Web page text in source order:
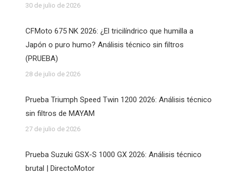
30 de julio de 2026
CFMoto 675 NK 2026: ¿El tricilíndrico que humilla a
Japón o puro humo? Análisis técnico sin filtros
(PRUEBA)
28 de julio de 2026
Prueba Triumph Speed Twin 1200 2026: Análisis técnico
sin filtros de MAYAM
27 de julio de 2026
Prueba Suzuki GSX-S 1000 GX 2026: Análisis técnico
brutal | DirectoMotor